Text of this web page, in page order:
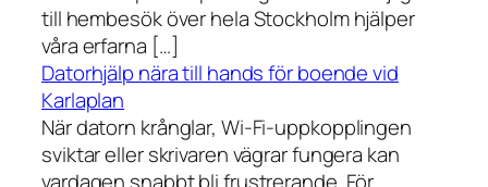
till hembesök över hela Stockholm hjälper
våra erfarna […]
Datorhjälp nära till hands för boende vid
Karlaplan
När datorn krånglar, Wi-Fi-uppkopplingen
sviktar eller skrivaren vägrar fungera kan